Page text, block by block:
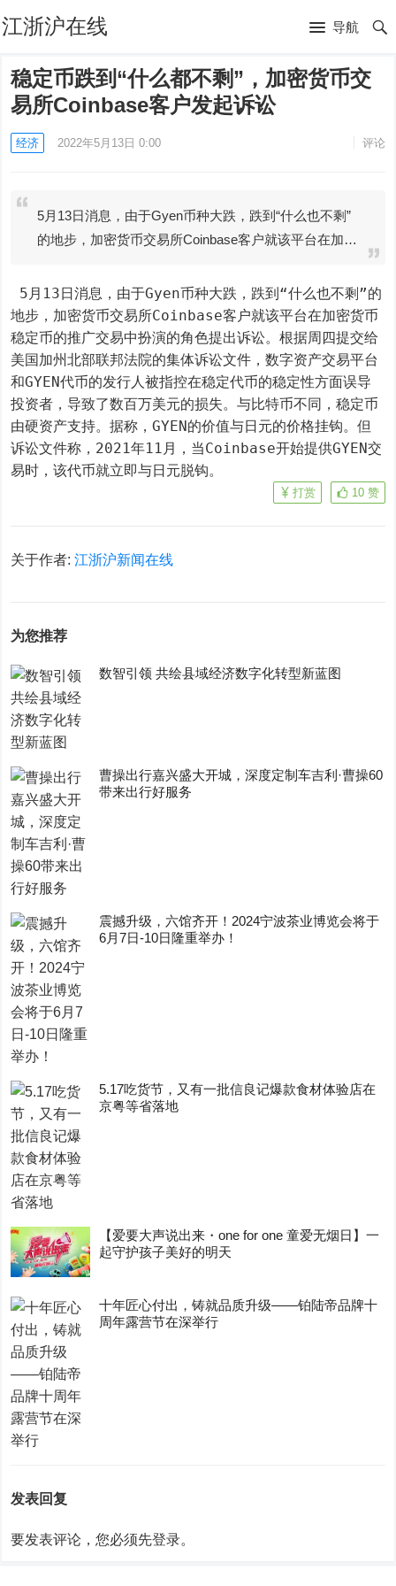
江浙沪在线 导航
稳定币跌到“什么都不剩”，加密货币交
易所Coinbase客户发起诉讼
经济 2022年5月13日 0:00 评论
5月13日消息，由于Gyen币种大跌，跌到“什么也不剩”
的地步，加密货币交易所Coinbase客户就该平台在加…
地步，加密货币交易所Coinbase客户就该平台在加密货币
稳定币的推广交易中扮演的角色提出诉讼。根据周四提交给
美国加州北部联邦法院的集体诉讼文件，数字资产交易平台
和GYEN代币的发行人被指控在稳定代币的稳定性方面误导
投资者，导致了数百万美元的损失。与比特币不同，稳定币
由硬资产支持。据称，GYEN的价值与日元的价格挂钩。但
诉讼文件称，2021年11月，当Coinbase开始提供GYEN交
易时，该代币就立即与日元脱钩。
10 赞
打赏
关于作者:江浙沪新闻在线
为您推荐
数智引领 共绘县域经济数字化转型新蓝图
曹操出行嘉兴盛大开城，深度定制车吉利·曹操60
带来出行好服务
震撼升级，六馆齐开！2024宁波茶业博览会将于
6月7日-10日隆重举办！
5.17吃货节，又有一批信良记爆款食材体验店在
京粤等省落地
【爱要大声说出来・one for one 童爱无烟日】一
起守护孩子美好的明天
十年匠心付出，铸就品质升级——铂陆帝品牌十
周年露营节在深举行
发表回复
要发表评论，您必须先登录。